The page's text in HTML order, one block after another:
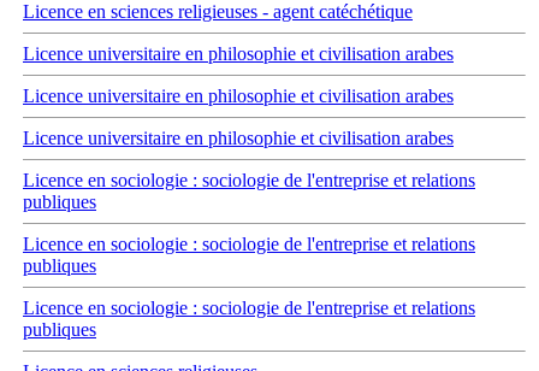
Licence en sciences religieuses - agent catéchétique
Licence universitaire en philosophie et civilisation arabes
Licence universitaire en philosophie et civilisation arabes
Licence universitaire en philosophie et civilisation arabes
Licence en sociologie : sociologie de l'entreprise et relations
publiques
Licence en sociologie : sociologie de l'entreprise et relations
publiques
Licence en sociologie : sociologie de l'entreprise et relations
publiques